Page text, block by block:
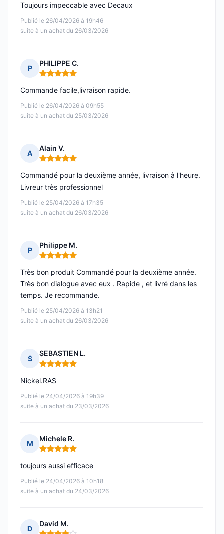
Publié le 26/04/2026 à 19h46
suite à un achat du 26/03/2026
Toujours impeccable avec Decaux
P
PHILIPPE C.
Note : 5 sur 5
Publié le 26/04/2026 à 09h55
suite à un achat du 25/03/2026
Commande facile,livraison rapide.
A
Alain V.
Note : 5 sur 5
Publié le 25/04/2026 à 17h35
suite à un achat du 26/03/2026
Commandé pour la deuxième année, livraison à l'heure.
Livreur très professionnel
P
Philippe M.
Note : 5 sur 5
Publié le 25/04/2026 à 13h21
suite à un achat du 26/03/2026
Très bon produit Commandé pour la deuxième année.
Très bon dialogue avec eux . Rapide , et livré dans les
temps. Je recommande.
S
SEBASTIEN L.
Note : 5 sur 5
Publié le 24/04/2026 à 19h39
suite à un achat du 23/03/2026
Nickel.RAS
M
Michele R.
Note : 5 sur 5
Publié le 24/04/2026 à 10h18
suite à un achat du 24/03/2026
toujours aussi efficace
D
David M.